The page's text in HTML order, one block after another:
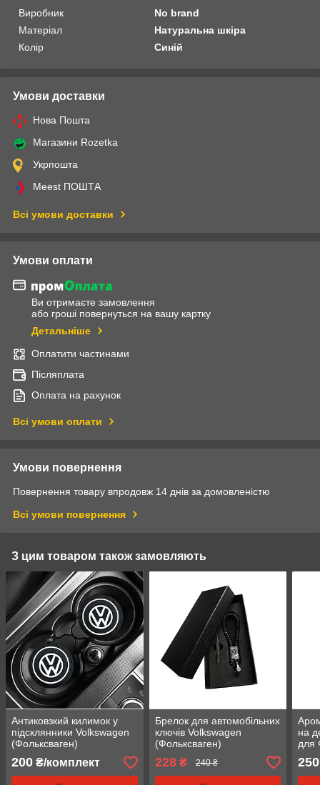
Виробник
No brand
Матеріал
Натуральна шкіра
Колір
Синій
Умови доставки
Нова Пошта
Магазини Rozetka
Укрпошта
Meest ПОШТА
Всі умови доставки
Умови оплати
Ви отримаєте замовлення
або гроші повернуться на вашу картку
Детальніше
Оплатити частинами
Післяплата
Оплата на рахунок
Всі умови оплати
Умови повернення
Повернення товару впродовж 14 днів за домовленістю
Всі умови повернення
З цим товаром також замовляють
Антиковзкий килимок у
підсклянники Volkswagen
(Фольксваген)
200 ₴/комплект
Брелок для автомобільних
ключів Volkswagen
(Фольксваген)
228₴ 240 ₴
на
для
250